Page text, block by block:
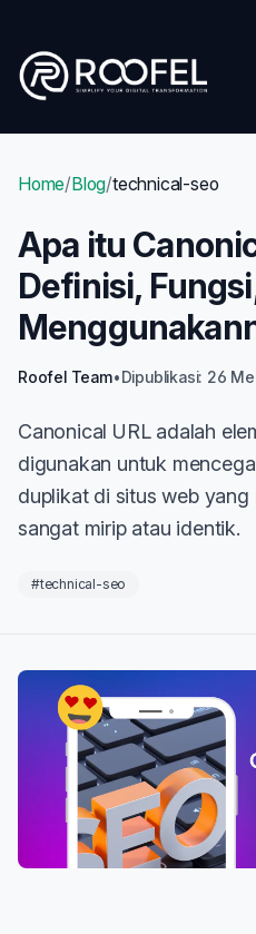
Home/Blog/technical-seo
Apa itu
Definisi,
Roofel Team•Dipublikasi: 26
Canonical URL adalah
digunakan untuk
duplikat di situs web
sangat mirip atau identik.
#technical-seo